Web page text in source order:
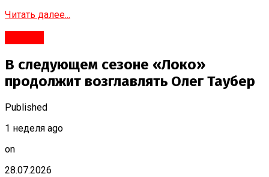
Читать далее...
В следующем сезоне «Локо»
продолжит возглавлять Олег Таубер
Published
1 неделя ago
on
28.07.2026